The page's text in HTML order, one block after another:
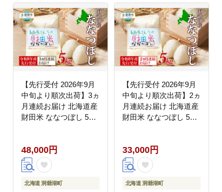
【先行受付 2026年9月
中旬より順次出荷】3ヵ
月連続お届け 北海道産
財田米 ななつぼし 5kg
届け 数量限定 たからだ
米 お米 米 コメ 精米 北
海道米 ご飯 ごはん 甘
み 粘り ブランド米 お
48,000円
北海道 洞爺湖町
【先行受付 2026年9月
中旬より順次出荷】2ヵ
月連続お届け 北海道産
財田米 ななつぼし 5kg
届け 数量限定 たからだ
米 お米 米 コメ 精米 北
海道米 ご飯 ごはん 甘
み 粘り ブランド米 お
33,000円
北海道 洞爺湖町